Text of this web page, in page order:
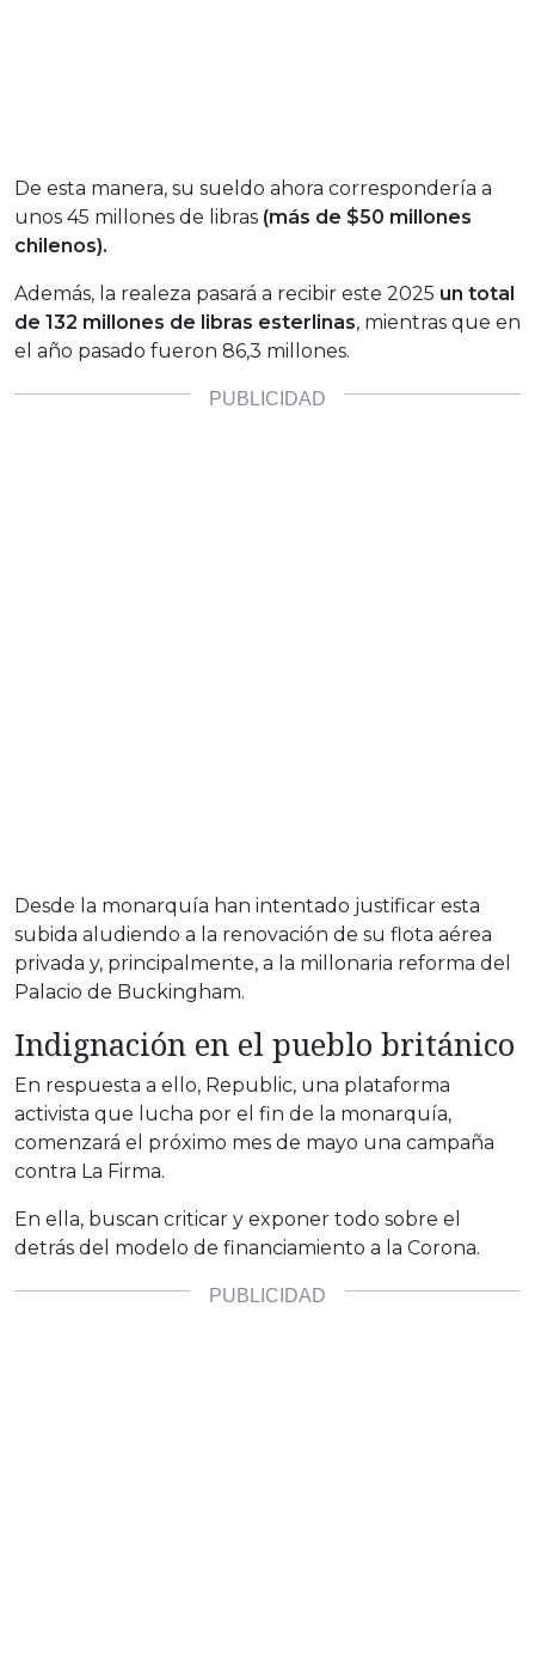
De esta manera, su sueldo ahora correspondería a
unos 45 millones de libras (más de $50 millones
chilenos).
Además, la realeza pasará a recibir este 2025 un total
de 132 millones de libras esterlinas, mientras que en
el año pasado fueron 86,3 millones.
Desde la monarquía han intentado justificar esta
subida aludiendo a la renovación de su flota aérea
privada y, principalmente, a la millonaria reforma del
Palacio de Buckingham.
Indignación en el pueblo británico
En respuesta a ello, Republic, una plataforma
activista que lucha por el fin de la monarquía,
comenzará el próximo mes de mayo una campaña
contra La Firma.
En ella, buscan criticar y exponer todo sobre el
detrás del modelo de financiamiento a la Corona.